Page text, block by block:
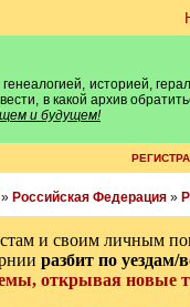
историей,
в какой архив
и будущем!
» Российская Федерация»
и своим личным
разбит по уездам/
открывая новые